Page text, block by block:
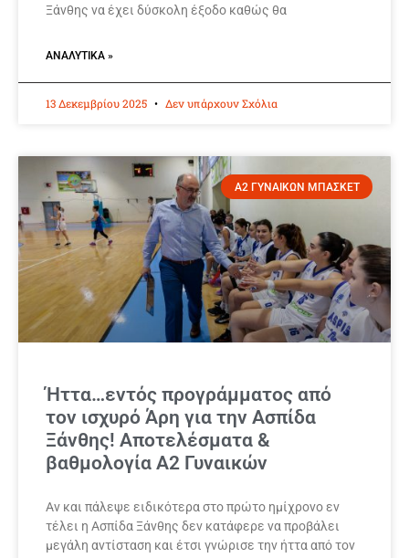
Ξάνθης να έχει δύσκολη έξοδο καθώς θα
ΑΝΑΛΥΤΙΚΆ »
13 Δεκεμβρίου 2025 Δεν υπάρχουν Σχόλια
Α2 ΓΥΝΑΙΚΩΝ ΜΠΑΣΚΕΤ
Ήττα…εντός προγράμματος από
τον ισχυρό Άρη για την Ασπίδα
Ξάνθης! Αποτελέσματα &
βαθμολογία Α2 Γυναικών
Αν και πάλεψε ειδικότερα στο πρώτο ημίχρονο εν
τέλει η Ασπίδα Ξάνθης δεν κατάφερε να προβάλει
μεγάλη αντίσταση και έτσι γνώρισε την ήττα από τον